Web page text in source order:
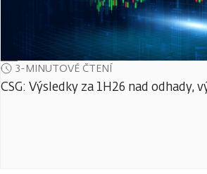
3-MINUTOVÉ ČTENÍ
CSG: Výsledky za 1H26 nad odhady,